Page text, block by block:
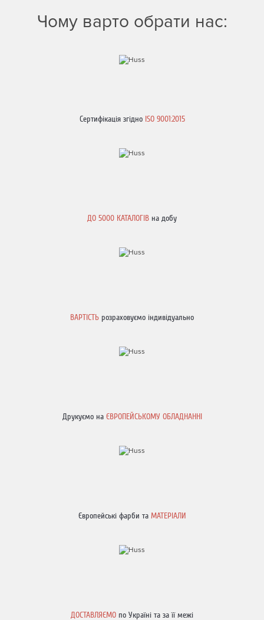
Чому варто обрати нас:
Сертифікація згідноISO 9001:2015
ДО 5000 КАТАЛОГІВ на добу
ВАРТІСТЬ розраховуємо індивідуально
Друкуємо на ЄВРОПЕЙСЬКОМУ ОБЛАДНАННІ
Європейські фарби та МАТЕРІАЛИ
ДОСТАВЛЯЄМО по Україні та за її межі